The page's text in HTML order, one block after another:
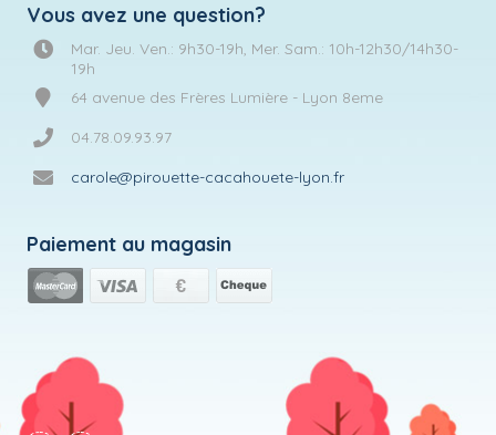
Vous avez une question?
Mar. Jeu. Ven.: 9h30-19h, Mer. Sam.: 10h-12h30/14h30-
19h
64 avenue des Frères Lumière - Lyon 8eme
04.78.09.93.97
carole@pirouette-cacahouete-lyon.fr
Paiement au magasin